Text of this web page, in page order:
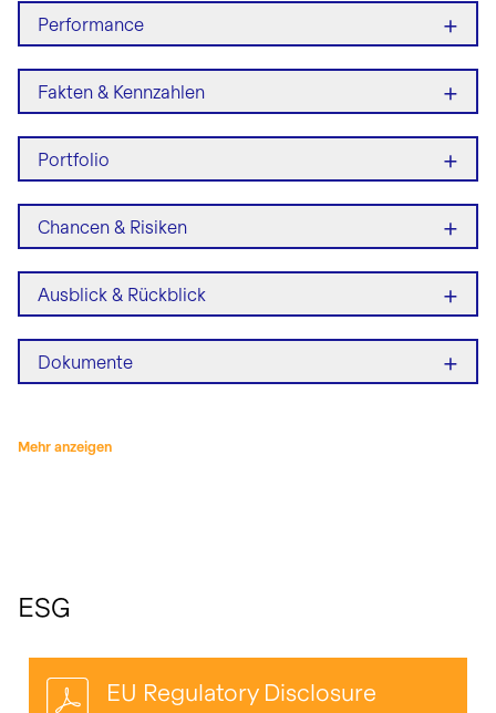
Performance +
Fakten & Kennzahlen +
Portfolio +
Chancen & Risiken +
Ausblick & Rückblick +
Dokumente +
Mehr anzeigen
ESG
EU Regulatory Disclosure